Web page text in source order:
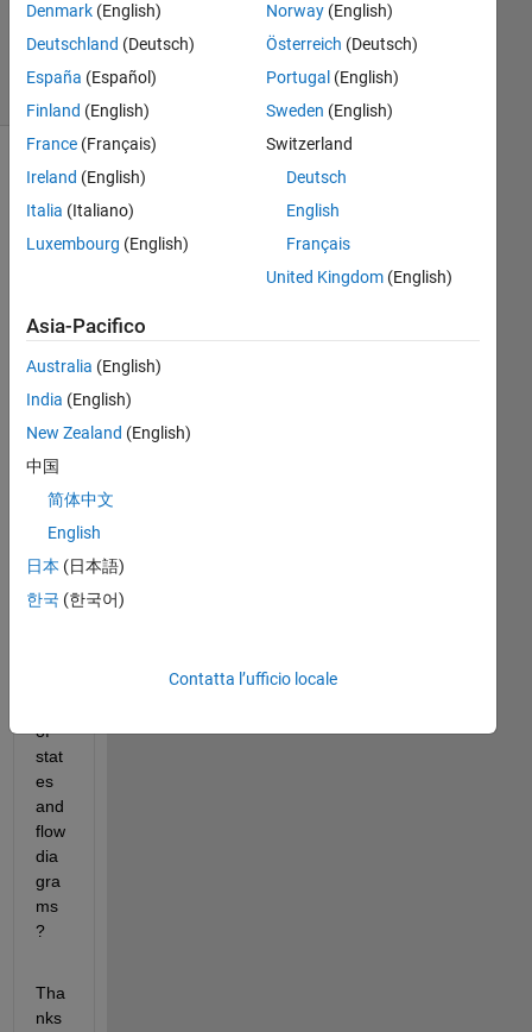
2025
13
Visualizzazioni
(30 giorni)
Hell
o
is it
sibl
e to
get
run
of
stat
es
and
flow
dia
gra
ms
?
Tha
nks
Denmark (English)
Deutschland (Deutsch)
España (Español)
Finland (English)
France (Français)
Ireland (English)
Italia (Italiano)
Luxembourg (English)
Norway(English)
Österreich (Deutsch)
Portugal (English)
Sweden (English)
Switzerland
Deutsch
English
Français
United Kingdom(English)
Asia-Pacifico
Australia (English)
India (English)
New Zealand (English)
中国
简体中文
English
日本 (日本語)
한국 (한국어)
Contatta l’ufficio locale